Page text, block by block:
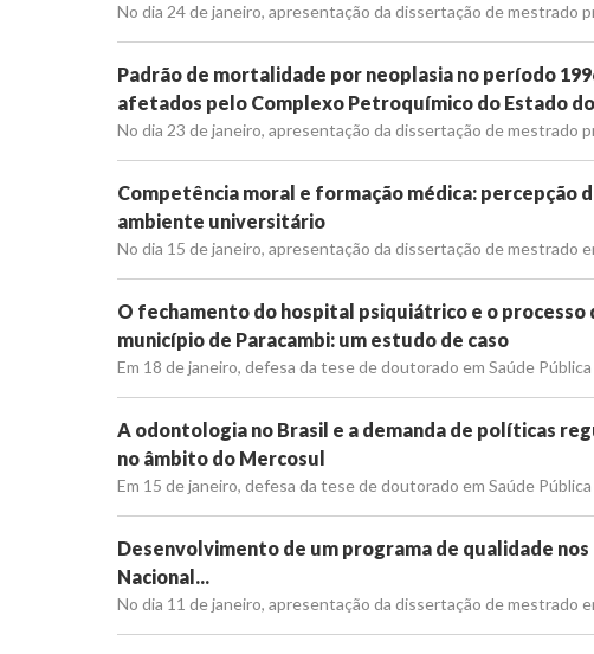
No dia 24 de janeiro, apresentação da dissertação de mestrado
Padrão de mortalidade por neoplasia no período
afetados pelo Complexo Petroquímico do Estado do
No dia 23 de janeiro, apresentação da dissertação de mestrado
Competência moral e formação médica: percepção
ambiente universitário
No dia 15 de janeiro, apresentação da dissertação de mestrado
O fechamento do hospital psiquiátrico e o
município de Paracambi: um estudo de caso
Em 18 de janeiro, defesa da tese de doutorado em Saúde
A odontologia no Brasil e a demanda de políticas
no âmbito do Mercosul
Em 15 de janeiro, defesa da tese de doutorado em Saúde
Desenvolvimento de um programa de qualidade
Nacional...
No dia 11 de janeiro, apresentação da dissertação de mestrado